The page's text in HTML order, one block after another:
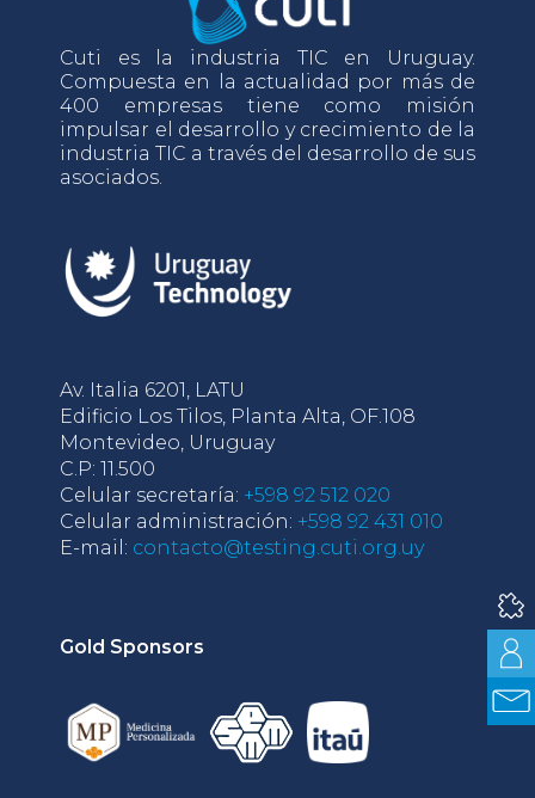
Cuti es la industria TIC en Uruguay.
Compuesta en la actualidad por más de
400 empresas tiene como misión
impulsar el desarrollo y crecimiento de la
industria TIC a través del desarrollo de sus
asociados.
Av. Italia 6201, LATU
Edificio Los Tilos, Planta Alta, OF.108
Montevideo, Uruguay
C.P: 11.500
Celular secretaría: +598 92 512 020
Celular administración: +598 92 431 010
E-mail: contacto@testing.cuti.org.uy
Gold Sponsors